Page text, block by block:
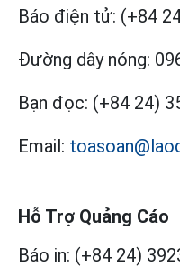
Báo điện tử: (+84
Đường dây nóng:
Bạn đọc: (+84 24)
Email:
Hỗ Trợ Quảng Cáo
Báo in: (+84 24)